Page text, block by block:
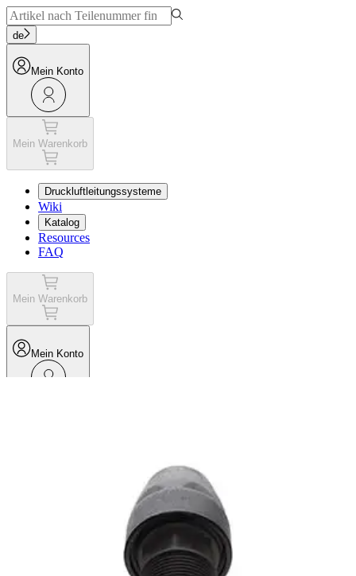
de
Mein Konto
Mein Warenkorb
Druckluftleitungssysteme
Wiki
Katalog
Resources
FAQ
Mein Warenkorb
Mein Konto
NIPPLE SOCKET D20X 3/4 NPT FOR AIRNET SYSTEMS